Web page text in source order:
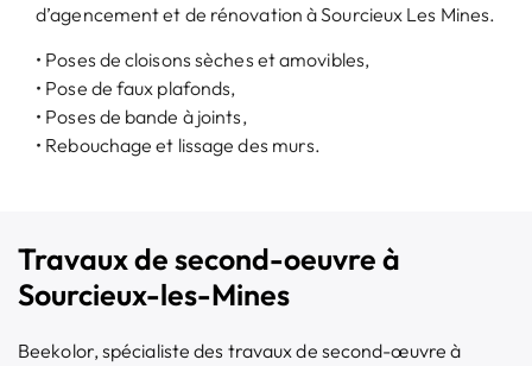
d’agencement et de rénovation à Sourcieux Les Mines.
• Poses de cloisons sèches et amovibles,
• Pose de faux plafonds,
• Poses de bande à joints,
• Rebouchage et lissage des murs.
Travaux de second-oeuvre à
Sourcieux-les-Mines
Beekolor, spécialiste des travaux de second-œuvre à